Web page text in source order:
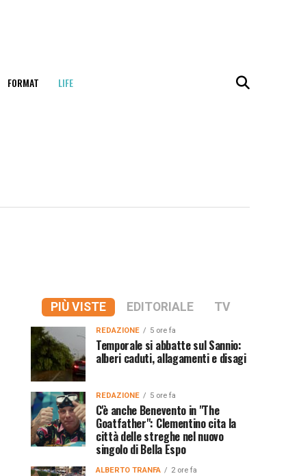
FORMAT LIFE
PIÙ VISTE EDITORIALE TV
REDAZIONE 5 ore fa
Temporale si abbatte sul Sannio:
alberi caduti, allagamenti e disagi
REDAZIONE 5 ore fa
C'è anche Benevento in "The
Goatfather": Clementino cita la
città delle streghe nel nuovo
singolo di Bella Espo
ALBERTO TRANFA 2 ore fa